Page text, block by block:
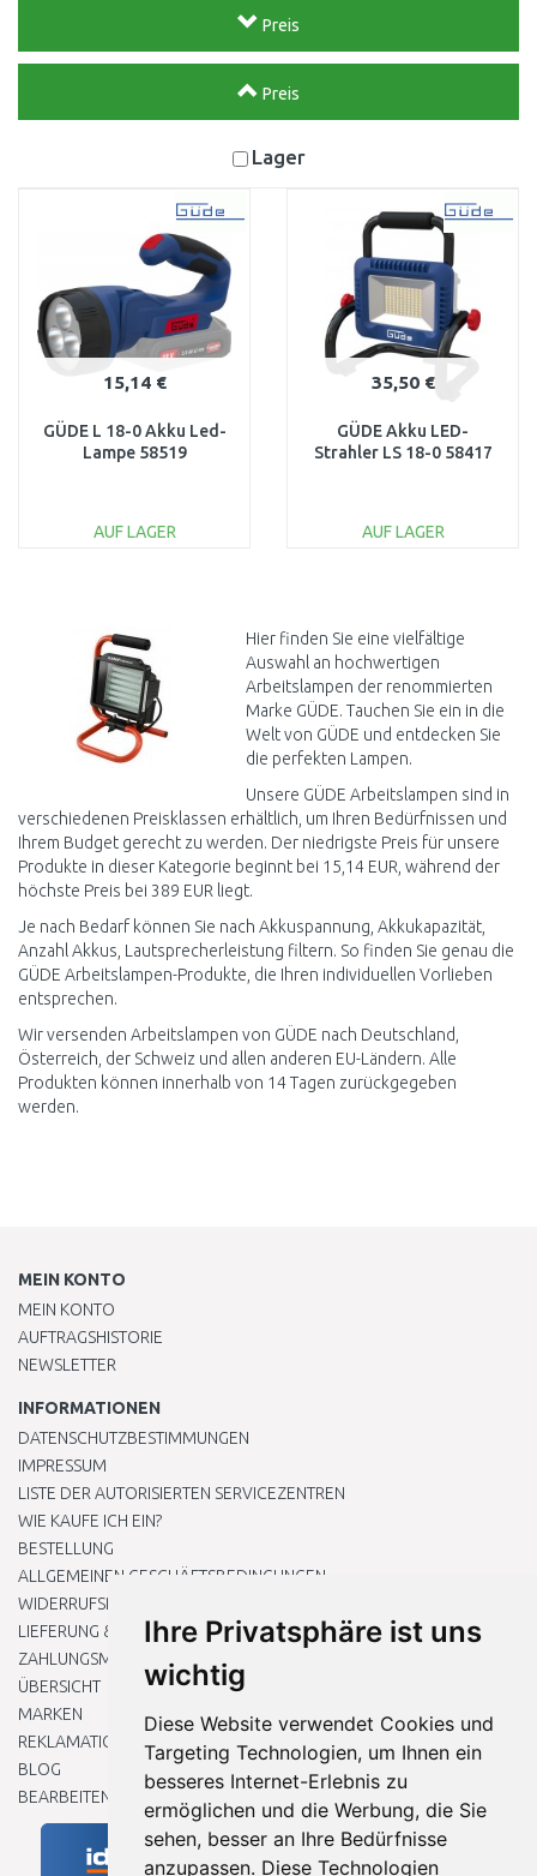
Ihre Privatsphäre ist uns
wichtig
Diese Website verwendet Cookies und
Targeting Technologien, um Ihnen ein
besseres Internet-Erlebnis zu
ermöglichen und die Werbung, die Sie
sehen, besser an Ihre Bedürfnisse
anzupassen. Diese Technologien
Preis
Preis
Lager
15,14 €
GÜDE L 18-0 Akku Led-
Lampe 58519
AUF LAGER
Vergleichen
35,50 €
GÜDE Akku LED-
Strahler LS 18-0 58417
AUF LAGER
Vergleichen
Hier finden Sie eine vielfältige
Auswahl an hochwertigen
Arbeitslampen der renommierten
Marke GÜDE. Tauchen Sie ein in die
Welt von GÜDE und entdecken Sie
die perfekten Lampen.
Unsere GÜDE Arbeitslampen sind in
verschiedenen Preisklassen erhältlich, um Ihren Bedürfnissen und
Ihrem Budget gerecht zu werden. Der niedrigste Preis für unsere
Produkte in dieser Kategorie beginnt bei 15,14 EUR, während der
höchste Preis bei 389 EUR liegt.
Je nach Bedarf können Sie nach Akkuspannung, Akkukapazität,
Anzahl Akkus, Lautsprecherleistung filtern. So finden Sie genau die
GÜDE Arbeitslampen-Produkte, die Ihren individuellen Vorlieben
entsprechen.
Wir versenden Arbeitslampen von GÜDE nach Deutschland,
Österreich, der Schweiz und allen anderen EU-Ländern. Alle
Produkten können innerhalb von 14 Tagen zurückgegeben
werden.
MEIN KONTO
MEIN KONTO
AUFTRAGSHISTORIE
NEWSLETTER
INFORMATIONEN
DATENSCHUTZBESTIMMUNGEN
IMPRESSUM
LISTE DER AUTORISIERTEN SERVICEZENTREN
WIE KAUFE ICH EIN?
BESTELLUNG
ALLGEMEINEN GESCHÄFTSBEDINGUNGEN
WIDERRUFSRECHT
LIEFERUNG & ZAHLUNG
ZAHLUNGSMETHODEN
ÜBERSICHT
MARKEN
REKLAMATIONEN UND RETOUREN
BLOG
BEARBEITEN SIE MEINE COOKIE-EINSTELLUNGEN